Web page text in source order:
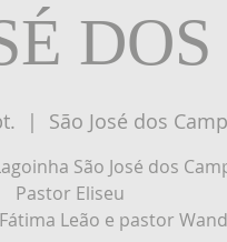
  |
São José dos
São José dos
Pastor Eliseu
Leão e pastor